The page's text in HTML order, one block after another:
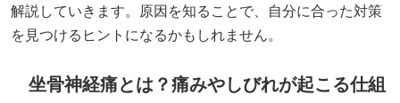
解説していきます。原因を知ることで、自分に合った対策
を見つけるヒントになるかもしれません。
坐骨神経痛とは？痛みやしびれが起こる仕組